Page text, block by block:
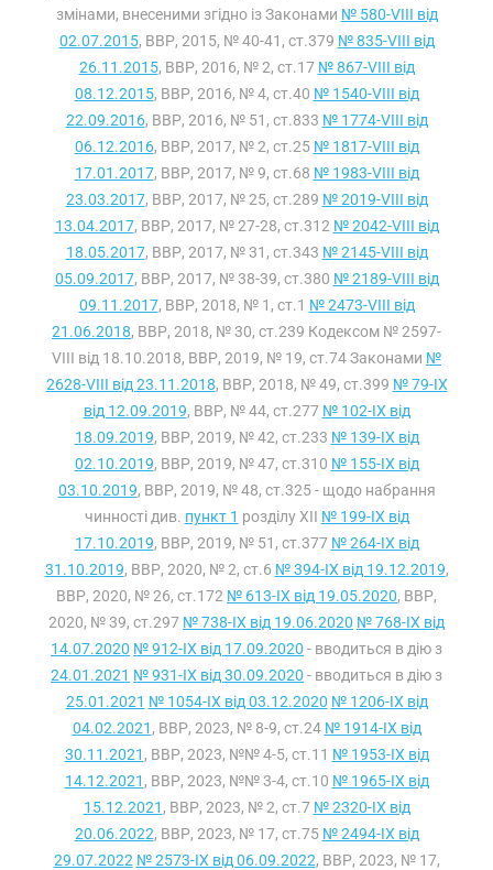
змінами, внесеними згідно із Законами № 580-VIII від
02.07.2015, ВВР, 2015, № 40-41, ст.379 № 835-VIII від
26.11.2015, ВВР, 2016, № 2, ст.17 № 867-VIII від
08.12.2015, ВВР, 2016, № 4, ст.40 № 1540-VIII від
22.09.2016, ВВР, 2016, № 51, ст.833 № 1774-VIII від
06.12.2016, ВВР, 2017, № 2, ст.25 № 1817-VIII від
17.01.2017, ВВР, 2017, № 9, ст.68 № 1983-VIII від
23.03.2017, ВВР, 2017, № 25, ст.289 № 2019-VIII від
13.04.2017, ВВР, 2017, № 27-28, ст.312 № 2042-VIII від
18.05.2017, ВВР, 2017, № 31, ст.343 № 2145-VIII від
05.09.2017, ВВР, 2017, № 38-39, ст.380 № 2189-VIII від
09.11.2017, ВВР, 2018, № 1, ст.1 № 2473-VIII від
21.06.2018, ВВР, 2018, № 30, ст.239 Кодексом № 2597-
VIII від 18.10.2018, ВВР, 2019, № 19, ст.74 Законами №
2628-VIII від 23.11.2018, ВВР, 2018, № 49, ст.399 № 79-IX
від 12.09.2019, ВВР, № 44, ст.277 № 102-IX від
18.09.2019, ВВР, 2019, № 42, ст.233 № 139-IX від
02.10.2019, ВВР, 2019, № 47, ст.310 № 155-IX від
03.10.2019, ВВР, 2019, № 48, ст.325 - щодо набрання
чинності див. пункт 1 розділу XII № 199-IX від
17.10.2019, ВВР, 2019, № 51, ст.377 № 264-IX від
31.10.2019, ВВР, 2020, № 2, ст.6 № 394-IX від 19.12.2019,
ВВР, 2020, № 26, ст.172 № 613-IX від 19.05.2020, ВВР,
2020, № 39, ст.297 № 738-IX від 19.06.2020 № 768-IX від
14.07.2020 № 912-IX від 17.09.2020 - вводиться в дію з
24.01.2021 № 931-IX від 30.09.2020 - вводиться в дію з
25.01.2021 № 1054-IX від 03.12.2020 № 1206-IX від
04.02.2021 , ВВР, 2023, № 8-9, ст.24 № 1914-IX від
30.11.2021 , ВВР, 2023, №№ 4-5, ст.11 № 1953-IX від
14.12.2021 , ВВР, 2023, №№ 3-4, ст.10 № 1965-IX від
15.12.2021 , ВВР, 2023, № 2, ст.7 № 2320-IX від
20.06.2022, ВВР, 2023, № 17, ст.75 № 2494-IX від
29.07.2022 № 2573-IX від 06.09.2022, ВВР, 2023, № 17,